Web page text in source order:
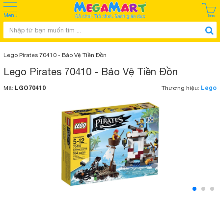
Menu
Lego Pirates 70410 - Bảo Vệ Tiền Đồn
Lego Pirates 70410 - Bảo Vệ Tiền Đồn
Mã: LGO70410 Thương hiệu: Lego